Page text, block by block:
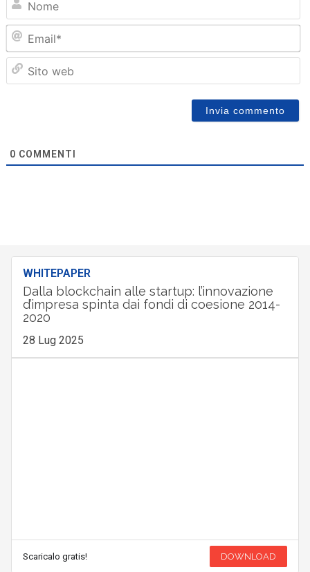
0 COMMENTI
WHITEPAPER
Dalla blockchain alle startup: l’innovazione
d’impresa spinta dai fondi di coesione 2014-
2020
28 Lug 2025
Scaricalo gratis! DOWNLOAD